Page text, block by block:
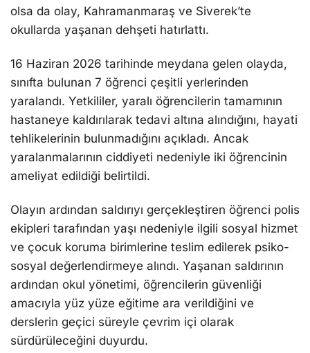
olsa da olay, Kahramanmaraş ve Siverek’te
okullarda yaşanan dehşeti hatırlattı.
16 Haziran 2026 tarihinde meydana gelen olayda,
sınıfta bulunan 7 öğrenci çeşitli yerlerinden
yaralandı. Yetkililer, yaralı öğrencilerin tamamının
hastaneye kaldırılarak tedavi altına alındığını, hayati
tehlikelerinin bulunmadığını açıkladı. Ancak
yaralanmalarının ciddiyeti nedeniyle iki öğrencinin
ameliyat edildiği belirtildi.
Olayın ardından saldırıyı gerçekleştiren öğrenci polis
ekipleri tarafından yaşı nedeniyle ilgili sosyal hizmet
ve çocuk koruma birimlerine teslim edilerek psiko-
sosyal değerlendirmeye alındı. Yaşanan saldırının
ardından okul yönetimi, öğrencilerin güvenliği
amacıyla yüz yüze eğitime ara verildiğini ve
derslerin geçici süreyle çevrim içi olarak
sürdürüleceğini duyurdu.